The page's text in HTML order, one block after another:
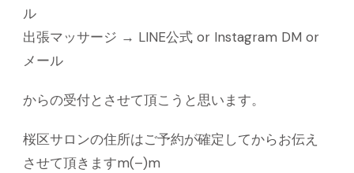
ル
出張マッサージ → LINE公式 or Instagram DM or
メール
からの受付とさせて頂こうと思います。
桜区サロンの住所はご予約が確定してからお伝え
させて頂きますm(–)m